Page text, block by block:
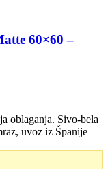
60×60 –
oblaganja. Sivo-bela
uvoz iz Španije